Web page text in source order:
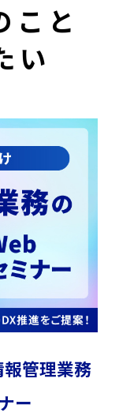
と
い
管理業務
ー